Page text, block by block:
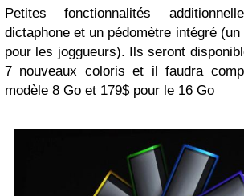
Petites fonctionnalités
dictaphone et un pédomètre intégré
pour les joggueurs). Ils seront
7 nouveaux coloris et il faudra
modèle 8 Go et 179$ pour le 16 Go